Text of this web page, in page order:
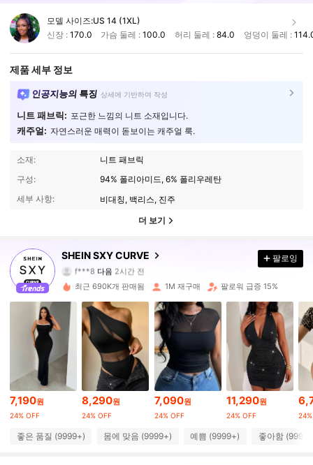
모델 사이즈:US 14 (1XL)
신장 : 170.0 가슴 둘레 :100.0 허리 둘레 : 84.0 엉덩이 둘레 :
제품 세부 정보
인공지능의 특징 상세에 기반하여 작성
니트 패브릭: 포근한 느낌의 니트 소재입니다.
캐주얼: 자연스러운 매력이 돋보이는 캐주얼 룩.
소재:
니트 패브릭
구성:
94% 폴리아미드, 6% 폴리우레탄
세부 사항:
비대칭, 백리스, 진주
더 보기
SHEIN SXY CURVE
f***8다음 2시간 전
s***d 가 탐색 중입니다
4.89
450K 팔로워
4.89 450K 팔로워
450K 팔로워
4.89 450K 팔로워
팔로잉
최근 690K개 판매됨 1M 재구매 팔로워 급증 15%
7,190원
24% OFF
8,290원
24% OFF
7,090원
24% OFF
11,290원
24% OFF
좋은 품질 (9999+) 몸에 맞음 (9999+) 예쁨 (9999+) 좋아함